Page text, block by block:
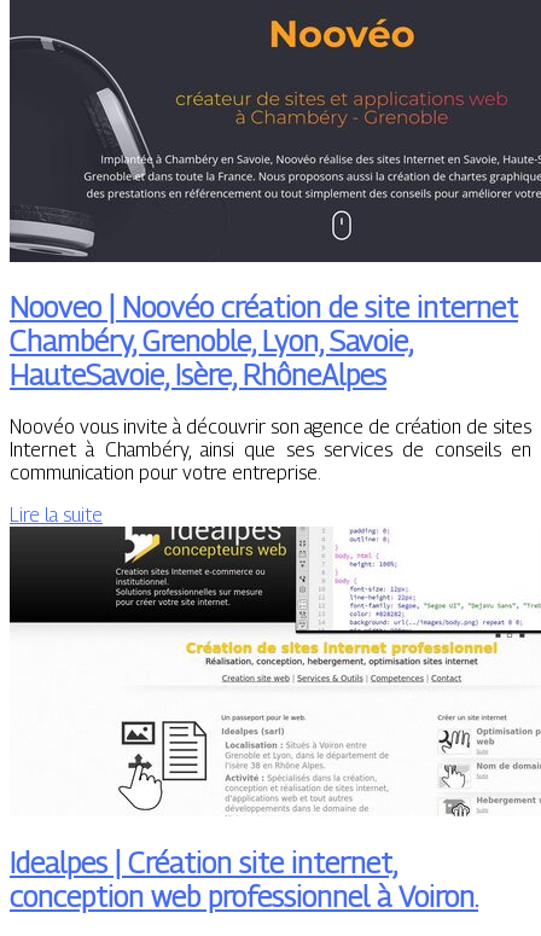
Nooveo | Noovéo création de site internet
Chambéry, Grenoble, Lyon, Savoie,
HauteSavoie, Isère, RhôneAlpes
Noovéo vous invite à découvrir son agence de création de sites
Internet à Chambéry, ainsi que ses services de conseils en
communication pour votre entreprise.
Lire la suite
Idealpes | Création site internet,
conception web profes­sion­nel à Voiron.